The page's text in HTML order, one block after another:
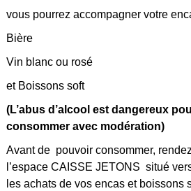
vous pourrez accompagner votre
Bière
Vin blanc ou rosé
et Boissons soft
(L’abus d’alcool est dangereux
consommer avec modération)
Avant de pouvoir consommer,
l’espace CAISSE JETONS situé
les achats de vos encas et boissons